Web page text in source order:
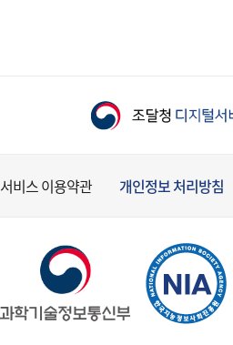
서비스 이용약관 개인정보 처리방침